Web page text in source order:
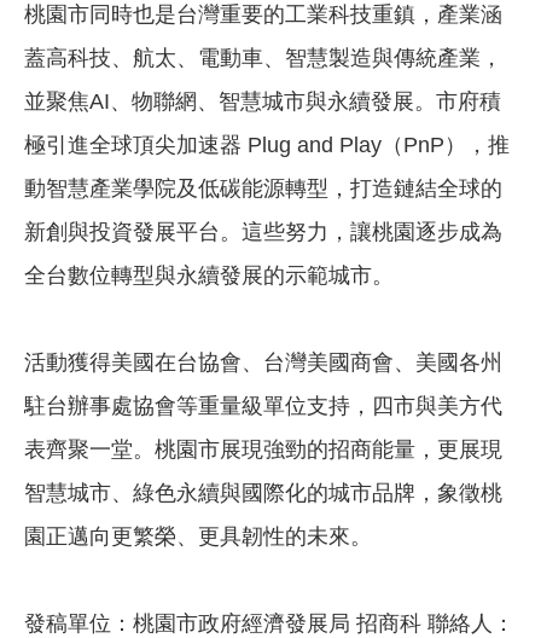
桃園市同時也是台灣重要的工業科技重鎮，產業涵
蓋高科技、航太、電動車、智慧製造與傳統產業，
並聚焦AI、物聯網、智慧城市與永續發展。市府積
極引進全球頂尖加速器 Plug and Play（PnP），推
動智慧產業學院及低碳能源轉型，打造鏈結全球的
新創與投資發展平台。這些努力，讓桃園逐步成為
全台數位轉型與永續發展的示範城市。
活動獲得美國在台協會、台灣美國商會、美國各州
駐台辦事處協會等重量級單位支持，四市與美方代
表齊聚一堂。桃園市展現強勁的招商能量，更展現
智慧城市、綠色永續與國際化的城市品牌，象徵桃
園正邁向更繁榮、更具韌性的未來。
發稿單位：桃園市政府經濟發展局 招商科 聯絡人：